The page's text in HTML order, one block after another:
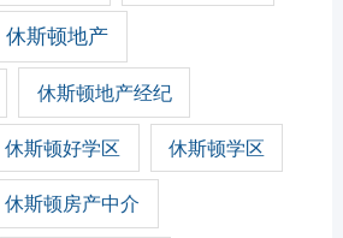
休斯顿地产
休斯顿地产经纪
休斯顿好学区 休斯顿学区
休斯顿房产中介